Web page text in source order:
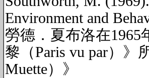
Environment and
勞德．夏布洛在1965
黎（Paris vu par）》
Muette）》